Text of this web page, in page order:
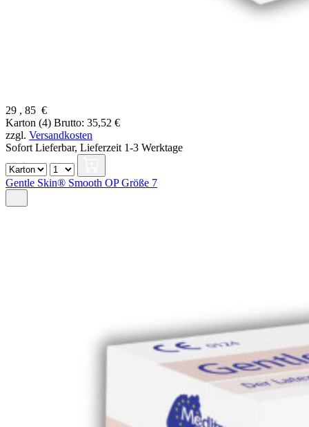
29 , 85 €
Karton (4) Brutto: 35,52 €
zzgl. Versandkosten
Sofort Lieferbar, Lieferzeit 1-3 Werktage
Gentle Skin® Smooth OP Größe 7